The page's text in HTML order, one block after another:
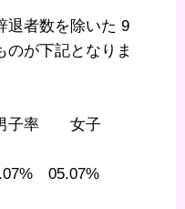
退者数を除いた 9
のが下記となりま
女子
05.07%